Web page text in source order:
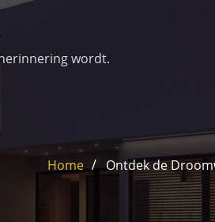
wordt.
Home Ontdek de